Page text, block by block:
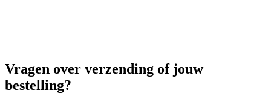
Vragen over verzending of jouw
bestelling?